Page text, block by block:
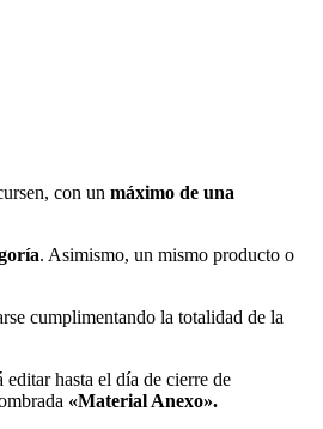
con un máximo de una
. Asimismo, un mismo producto o
cumplimentando la totalidad de la
hasta el día de cierre de
«Material Anexo».